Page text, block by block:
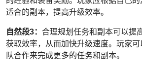
适合的副本，提高升级效率。
自然段3： 合理规划任务和副本可以提
获取效率，从而加快升级速度。玩家
队合作来完成更多的任务和副本。